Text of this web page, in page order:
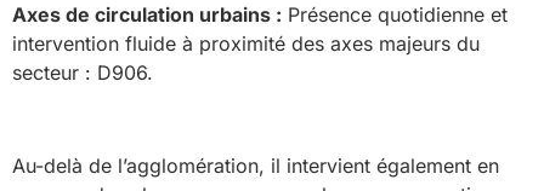
Axes de circulation urbains : Présence quotidienne et
intervention fluide à proximité des axes majeurs du
secteur : D906.
Au-delà de l’agglomération, il intervient également en